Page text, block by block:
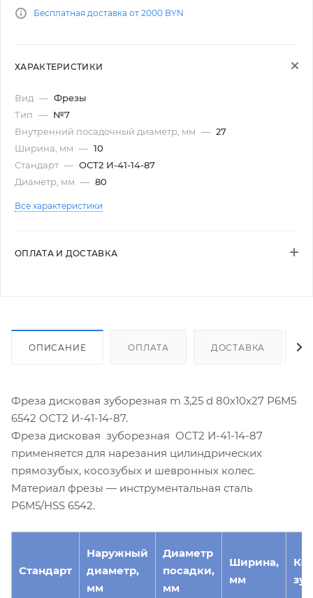
Бесплатная доставка от 2000 BYN
ХАРАКТЕРИСТИКИ
Вид — Фрезы
Тип — №7
Внутренний посадочный диаметр, мм — 27
Ширина, мм — 10
Стандарт — ОСТ2 И-41-14-87
Диаметр, мм — 80
Все характеристики
ОПЛАТА И ДОСТАВКА
ОПИСАНИЕ ОПЛАТА ДОСТАВКА
Фреза дисковая зуборезная m 3,25 d 80х10х27 Р6М5
6542 ОСТ2 И-41-14-87.
Фреза дисковая зуборезная ОСТ2 И-41-14-87
применяется для нарезания цилиндрических
прямозубых, косозубых и шевронных колес.
Материал фрезы — инструментальная сталь
Р6М5/HSS 6542.
Стандарт
Наружный
диаметр,
мм
Диаметр
посадки,
мм
Ширина,
мм